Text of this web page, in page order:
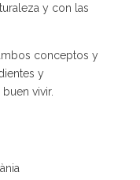
y con las
conceptos y
y
vivir.